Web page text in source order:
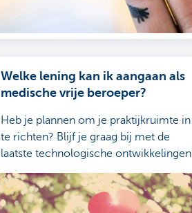
Welke lening kan ik aangaan als
medische vrije beroeper?
Heb je plannen om je praktijkruimte in
te richten? Blijf je graag bij met de
laatste technologische ontwikkelingen
en wil je investeren in nieuw
bedrijfsmateriaal? Of is je wagen aan
vervanging toe? Heb je voor je